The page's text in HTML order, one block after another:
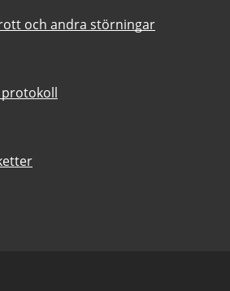
och andra störningar